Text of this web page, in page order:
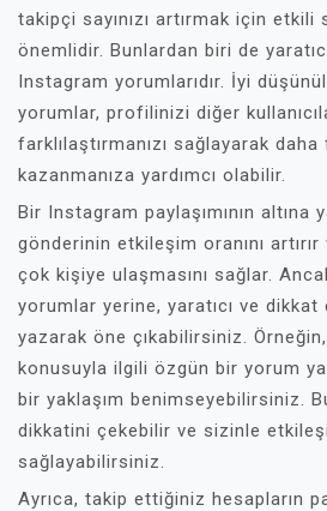
takipçi sayınızı artırmak için
önemlidir. Bunlardan biri de
Instagram yorumlarıdır. İyi
yorumlar, profilinizi diğer
farklılaştırmanızı sağlayarak
kazanmanıza yardımcı olabilir.
Bir Instagram paylaşımının altına
gönderinin etkileşim oranını artırır
çok kişiye ulaşmasını sağlar.
yorumlar yerine, yaratıcı ve
yazarak öne çıkabilirsiniz.
konusuyla ilgili özgün bir yorum
bir yaklaşım benimseyebilirsiniz.
dikkatini çekebilir ve sizinle
sağlayabilirsiniz.
Ayrıca, takip ettiğiniz hesapların